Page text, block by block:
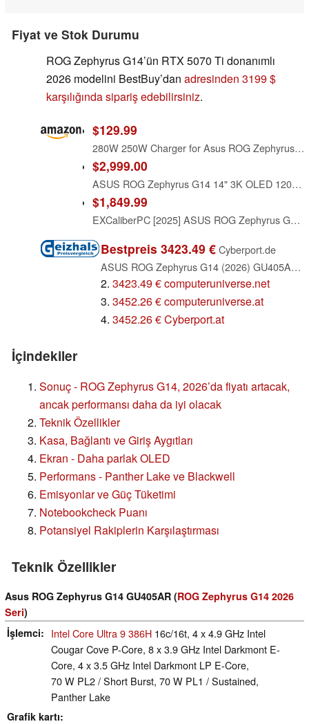
Fiyat ve Stok Durumu
ROG Zephyrus G14’ün RTX 5070 Ti donanımlı
2026 modelini BestBuy’dan adresinden 3199 $
karşılığında sipariş edebilirsiniz.
$129.99
280W 250W Charger for Asus ROG Zephyrus G14 (2026) GU405 GU405AR GU405AR-XB97 Gaming Laptop Power Supply Adapter Cord
$2,999.00
ASUS ROG Zephyrus G14 14" 3K OLED 120Hz Gaming Laptop Copilot+ PC AMD Ryzen AI 9 HX 370 NVIDIA RTX 5070 Ti 12GB 32GB LPDDR5X RAM 2TB SSD WiFi7 Win11 Platinum White w/2TB USB Drive, W/GaLiMu
$1,849.99
EXCaliberPC [2025] ASUS ROG Zephyrus G14 GA403UM-G14.R9HX4 (AMD Ryzen 9 270, 16GB LPDDR5X, 1TB NVMe SSD, NVIDIA GeForce RTX 5060, 14" 3K OLED 120Hz, Windows 11) Gaming Laptop
Bestpreis 3423.49 € Cyberport.de
ASUS ROG Zephyrus G14 (2026) GU405AR-SY081W, Platinum White, Core Ultra 9 386H, 32GB RAM, 1TB SSD, GeForce RTX 5070 Ti, DE (90NR0P93-M00400)
2. 3423.49 € computeruniverse.net
3. 3452.26 € computeruniverse.at
4. 3452.26 € Cyberport.at
İçindekiler
Sonuç - ROG Zephyrus G14, 2026’da fiyatı artacak,
ancak performansı daha da iyi olacak
Teknik Özellikler
Kasa, Bağlantı ve Giriş Aygıtları
Ekran - Daha parlak OLED
Performans - Panther Lake ve Blackwell
Emisyonlar ve Güç Tüketimi
Notebookcheck Puanı
Potansiyel Rakiplerin Karşılaştırması
Teknik Özellikler
Asus ROG Zephyrus G14 GU405AR (ROG Zephyrus G14 2026
Seri)
İşlemci
Intel Core Ultra 9 386H 16c/16t, 4 x 4.9 GHz Intel
Cougar Cove P-Core, 8 x 3.9 GHz Intel Darkmont E-
Core, 4 x 3.5 GHz Intel Darkmont LP E-Core,
70 W PL2 / Short Burst, 70 W PL1 / Sustained,
Panther Lake
Grafik kartı